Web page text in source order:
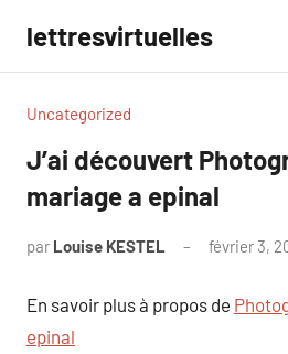
contenu
lettresvirtuelles
Uncategorized
J’ai découvert
mariage a epinal
par Louise KESTEL février 3,
En savoir plus à propos de
epinal